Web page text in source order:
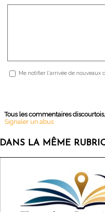
Me notifier l'arrivée de nouveaux
Tous les commentaires
Signaler un abus
DANS LA MÊME